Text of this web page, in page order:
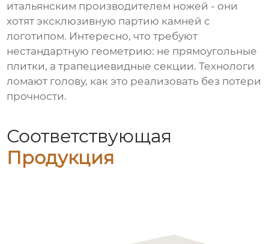
итальянским производителем ножей - они
хотят эксклюзивную партию камней с
логотипом. Интересно, что требуют
нестандартную геометрию: не прямоугольные
плитки, а трапециевидные секции. Технологи
ломают голову, как это реализовать без потери
прочности.
Соответствующая
Продукция